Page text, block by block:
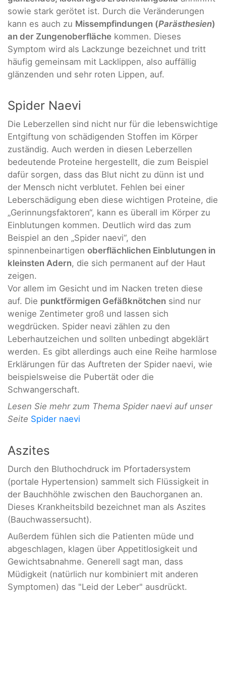
sowie stark gerötet ist. Durch die Veränderungen
kann es auch zu Missempfindungen (Parästhesien)
an der Zungenoberfläche kommen. Dieses
Symptom wird als Lackzunge bezeichnet und tritt
häufig gemeinsam mit Lacklippen, also auffällig
glänzenden und sehr roten Lippen, auf.
Spider Naevi
Die Leberzellen sind nicht nur für die lebenswichtige
Entgiftung von schädigenden Stoffen im Körper
zuständig. Auch werden in diesen Leberzellen
bedeutende Proteine hergestellt, die zum Beispiel
dafür sorgen, dass das Blut nicht zu dünn ist und
der Mensch nicht verblutet. Fehlen bei einer
Leberschädigung eben diese wichtigen Proteine, die
„Gerinnungsfaktoren“, kann es überall im Körper zu
Einblutungen kommen. Deutlich wird das zum
Beispiel an den „Spider naevi“, den
spinnenbeinartigen oberflächlichen Einblutungen in
kleinsten Adern, die sich permanent auf der Haut
zeigen.
Vor allem im Gesicht und im Nacken treten diese
auf. Die punktförmigen Gefäßknötchen sind nur
wenige Zentimeter groß und lassen sich
wegdrücken. Spider neavi zählen zu den
Leberhautzeichen und sollten unbedingt abgeklärt
werden. Es gibt allerdings auch eine Reihe harmlose
Erklärungen für das Auftreten der Spider naevi, wie
beispielsweise die Pubertät oder die
Schwangerschaft.
Lesen Sie mehr zum Thema Spider naevi auf unser
Seite Spider naevi
Aszites
Durch den Bluthochdruck im Pfortadersystem
(portale Hypertension) sammelt sich Flüssigkeit in
der Bauchhöhle zwischen den Bauchorganen an.
Dieses Krankheitsbild bezeichnet man als Aszites
(Bauchwassersucht).
Außerdem fühlen sich die Patienten müde und
abgeschlagen, klagen über Appetitlosigkeit und
Gewichtsabnahme. Generell sagt man, dass
Müdigkeit (natürlich nur kombiniert mit anderen
Symptomen) das "Leid der Leber" ausdrückt.